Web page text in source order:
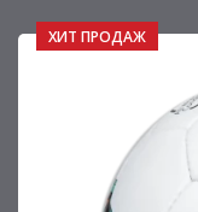
ХИТ ПРОДАЖ